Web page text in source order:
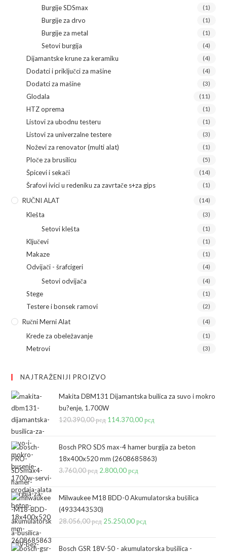
Burgije SDSmax (1)
Burgije za drvo (1)
Burgije za metal (1)
Setovi burgija (4)
Dijamantske krune za keramiku (4)
Dodatci i priključci za mašine (4)
Dodatci za mašine (3)
Glodala (11)
HTZ oprema (1)
Listovi za ubodnu testeru (1)
Listovi za univerzalne testere (3)
Noževi za renovator (multi alat) (1)
Ploče za brusilicu (5)
Špicevi i sekači (14)
Šrafovi ivici u redeniku za zavrtače s+za gips (1)
RUČNI ALAT (14)
Klešta (3)
Setovi klešta (1)
Ključevi (1)
Makaze (1)
Odvijači - šrafcigeri (4)
Setovi odvijača (4)
Stege (1)
Testere i bonsek ramovi (2)
Ručni Merni Alat (4)
Krede za obeležavanje (1)
Metrovi (3)
NAJTRAŽENIJI PROIZVO
Makita DBM131 Dijamantska builica za suvo i mokro
bu?enje, 1.700W
120.390,00рсд Originalna
je
bila:
120.390,00 рсд.
114.370,00рсд
je:
114.370,00 рсд.
Bosch PRO SDS max-4 hamer burgija za beton
18x400x520 mm (2608685863)
3.760,00рсд Originalna
je
bila:
3.760,00 рсд.
2.800,00рсд
je:
Milwaukee M18 BDD-0 Akumulatorska bušilica
(4933443530)
28.056,00рсд Originalna
je
25.250,00рсд
je:
Bosch GSR 18V-50 - akumulatorska bušilica -